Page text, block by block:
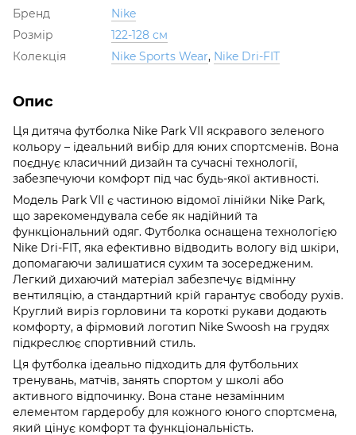
Бренд
Nike
Розмір
122-128 см
Колекція
Nike Sports Wear, Nike Dri-FIT
Опис
Ця дитяча футболка Nike Park VII яскравого зеленого
кольору – ідеальний вибір для юних спортсменів. Вона
поєднує класичний дизайн та сучасні технології,
забезпечуючи комфорт під час будь-якої активності.
Модель Park VII є частиною відомої лінійки Nike Park,
що зарекомендувала себе як надійний та
функціональний одяг. Футболка оснащена технологією
Nike Dri-FIT, яка ефективно відводить вологу від шкіри,
допомагаючи залишатися сухим та зосередженим.
Легкий дихаючий матеріал забезпечує відмінну
вентиляцію, а стандартний крій гарантує свободу рухів.
Круглий виріз горловини та короткі рукави додають
комфорту, а фірмовий логотип Nike Swoosh на грудях
підкреслює спортивний стиль.
Ця футболка ідеально підходить для футбольних
тренувань, матчів, занять спортом у школі або
активного відпочинку. Вона стане незамінним
елементом гардеробу для кожного юного спортсмена,
який цінує комфорт та функціональність.